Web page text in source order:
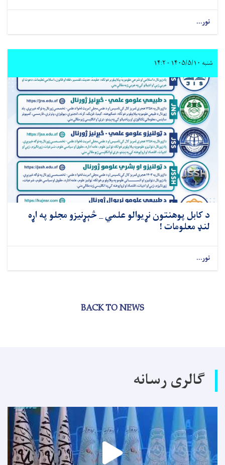
نور...
شنبه ۱۴۰۵/۵/۱۰ - ۱۴:۲
د کابل پوهنتون نړیوالو علمي _ څېړنیزو مجلو په اړه
لنډ معلومات !
نور...
BACK TO NEWS
گالری رسانه